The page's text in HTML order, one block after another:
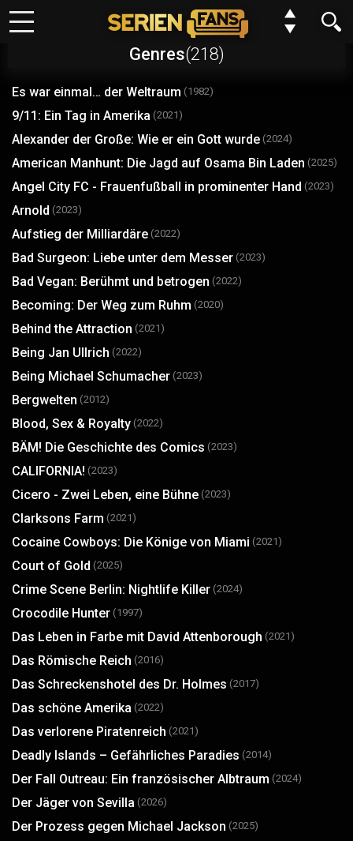
Meine Serien
Top 10
Requests
FAQ
Forum
Einstellungen
Keine Folge mehr verpassen?
tun musst, ist deinem Browser einmalig die Erlaubnis erteilen,
dass wir dir Benachrichtungen schicken dürfen.
Du kannst deine Einstellungen jederzeit wiederurfen, Serien
entfernen oder neue hinzufügen.
Alles klar
Genres(218)
Es war einmal… der Weltraum (1982)
9/​11: Ein Tag in Amerika (2021)
Alexander der Große: Wie er ein Gott wurde (2024)
American Manhunt: Die Jagd auf Osama Bin Laden (2025)
Angel City FC - Frauenfußball in prominenter Hand (2023)
Arnold (2023)
Aufstieg der Milliardäre (2022)
Bad Surgeon: Liebe unter dem Messer (2023)
Bad Vegan: Berühmt und betrogen (2022)
Becoming: Der Weg zum Ruhm (2020)
Behind the Attraction (2021)
Being Jan Ullrich (2022)
Being Michael Schumacher (2023)
Bergwelten (2012)
Blood, Sex & Royalty (2022)
BÄM! Die Geschichte des Comics (2023)
CALIFORNIA! (2023)
Cicero - Zwei Leben, eine Bühne (2023)
Clarksons Farm (2021)
Cocaine Cowboys: Die Könige von Miami (2021)
Court of Gold (2025)
Crime Scene Berlin: Nightlife Killer (2024)
Crocodile Hunter (1997)
Das Leben in Farbe mit David Attenborough (2021)
Das Römische Reich (2016)
Das Schreckenshotel des Dr. Holmes (2017)
Das schöne Amerika (2022)
Das verlorene Piratenreich (2021)
Deadly Islands – Gefährliches Paradies (2014)
Der Fall Outreau: Ein französischer Albtraum (2024)
Der Jäger von Sevilla (2026)
Der Prozess gegen Michael Jackson (2025)